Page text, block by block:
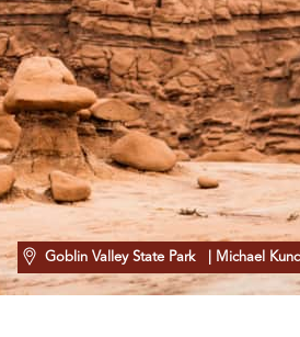
Goblin Valley State Park | Michael